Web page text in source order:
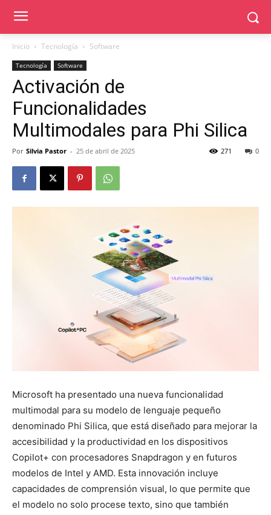
Inicio Tecnología Software
Tecnología Software
Activación de
Funcionalidades
Multimodales para Phi Silica
Por Silvia Pastor - 25 de abril de 2025 0
271
Microsoft ha presentado una nueva funcionalidad
multimodal para su modelo de lenguaje pequeño
denominado Phi Silica, que está diseñado para mejorar la
accesibilidad y la productividad en los dispositivos
Copilot+ con procesadores Snapdragon y en futuros
modelos de Intel y AMD. Esta innovación incluye
capacidades de comprensión visual, lo que permite que
el modelo no solo procese texto, sino que también